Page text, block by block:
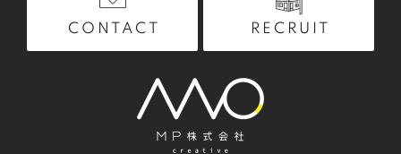
CONTACT RECRUIT